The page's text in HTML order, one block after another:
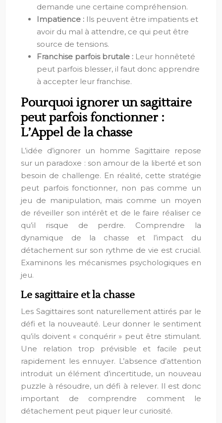
demande une certaine compréhension.
Impatience : Ils peuvent être impatients et
avoir du mal à attendre, ce qui peut être
source de tensions.
Franchise parfois brutale : Leur honnêteté
peut parfois blesser, il faut donc apprendre
à accepter leur franchise.
Pourquoi ignorer un sagittaire
peut parfois fonctionner :
L’Appel de la chasse
L’idée d’ignorer un homme Sagittaire repose
sur un paradoxe : son amour de la liberté et son
besoin de challenge. En réalité, cette stratégie
peut parfois fonctionner, non pas comme un
jeu de manipulation, mais comme un moyen
de réveiller son intérêt et de le faire réaliser ce
qu’il risque de perdre. Comprendre la
dynamique de la chasse et l’impact du
détachement sur son rythme de vie est crucial.
Examinons les mécanismes psychologiques en
jeu.
Le sagittaire et la chasse
Les Sagittaires sont naturellement attirés par le
défi et la nouveauté. Leur donner le sentiment
qu’ils doivent « conquérir » peut être stimulant.
Une relation trop prévisible et facile peut
rapidement les ennuyer. L’absence d’attention
introduit un élément d’incertitude, un nouveau
puzzle à résoudre, un défi à relever. Il est donc
important de comprendre comment le
détachement peut piquer leur curiosité.